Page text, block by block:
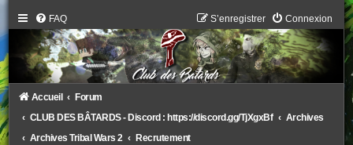
FAQ Connexion
S’enregistrer
Accueil
Forum
CLUB DES BÂTARDS - Discord : https://discord.gg/TjXgxBf
Archives
Archives Tribal Wars 2
Recrutement